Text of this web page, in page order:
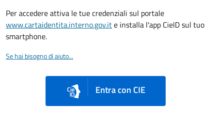
Per accedere attiva le tue credenziali sul portale
www.cartaidentita.interno.gov.ite installa l'app CieID sul tuo
smartphone.
Se hai bisogno di aiuto...
Entra con CIE